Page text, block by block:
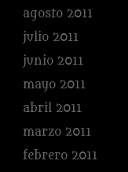
agosto 2011
julio 2011
junio 2011
mayo 2011
abril 2011
marzo 2011
febrero 2011